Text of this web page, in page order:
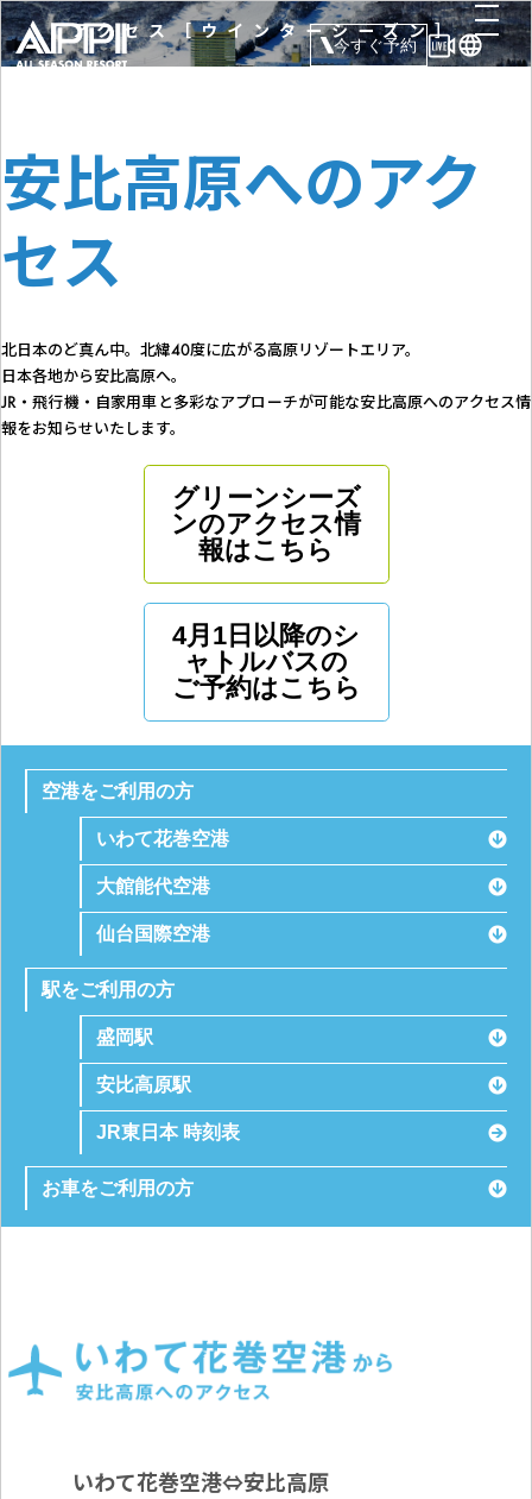
今すぐ予約
アクセス［ウインターシーズン］
安比高原へのアク
セス
北日本のど真ん中。北緯40度に広がる高原リゾートエリア。
日本各地から安比高原へ。
JR・飛行機・自家用車と多彩なアプローチが可能な安比高原へのアクセス情
報をお知らせいたします。
グリーンシーズ
ンのアクセス情
報はこちら
4月1日以降のシ
ャトルバスの
ご予約はこちら
空港をご利用の方
いわて花巻空港
大館能代空港
仙台国際空港
駅をご利用の方
盛岡駅
安比高原駅
JR東日本 時刻表
お車をご利用の方
いわて花巻空港⇔安比高原